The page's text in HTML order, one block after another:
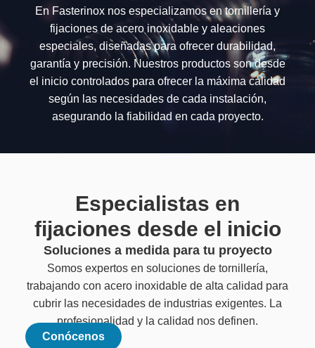
En Fasterinox nos especializamos en tornillería y
fijaciones de acero inoxidable y aleaciones
especiales, diseñadas para ofrecer durabilidad,
garantía y precisión. Nuestros productos son desde
el inicio controlados para ofrecer la máxima calidad
según las necesidades de cada instalación,
asegurando la fiabilidad en cada proyecto.
Especialistas en
fijaciones desde el inicio
Soluciones a medida para tu proyecto
Somos expertos en soluciones de tornillería,
trabajando con acero inoxidable de alta calidad para
cubrir las necesidades de industrias exigentes. La
profesionalidad y la calidad nos definen.
Conócenos